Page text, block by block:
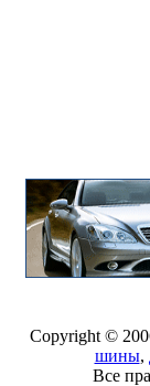
Copyright ©
шины,
Все